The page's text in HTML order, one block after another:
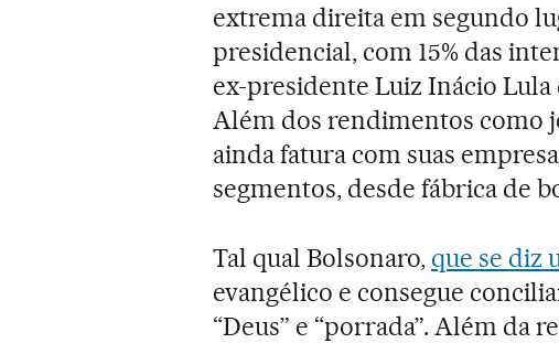
extrema direita em segundo
presidencial, com 15% das
ex-presidente Luiz Inácio Lula
Além dos rendimentos como
ainda fatura com suas
segmentos, desde fábrica de
Tal qual Bolsonaro, que se diz
evangélico e consegue
“Deus” e “porrada”. Além da